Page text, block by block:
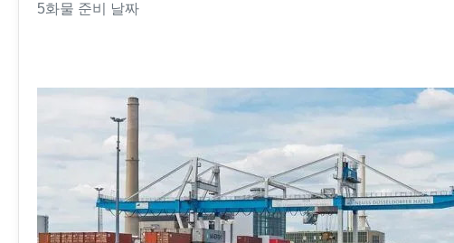
5화물 준비 날짜